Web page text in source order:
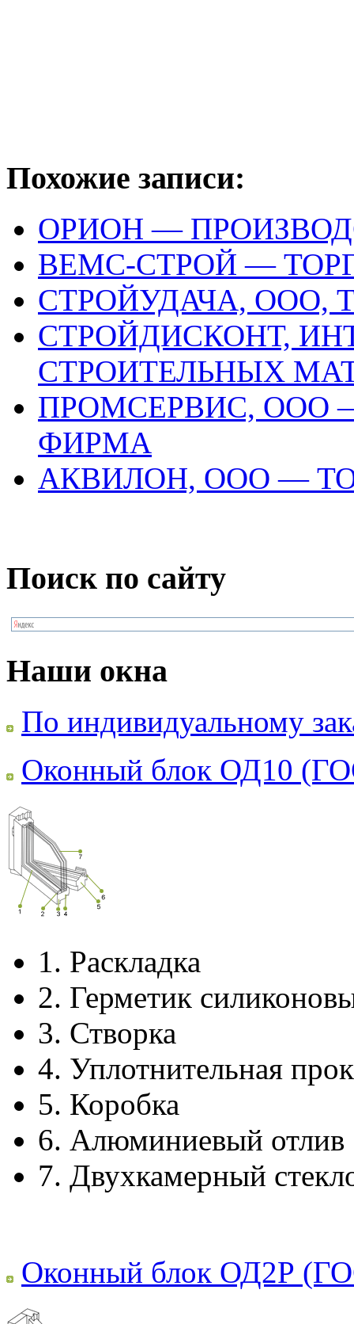
Похожие записи:
ОРИОН —
ВЕМС-СТРОЙ —
СТРОЙУДАЧА, ООО,
СТРОЙДИСКОНТ,
СТРОИТЕЛЬНЫХ
ПРОМСЕРВИС, ООО
ФИРМА
АКВИЛОН, ООО —
Поиск по сайту
Наши окна
По индивидуальному
Оконный блок ОД10
1. Раскладка
2. Герметик
3. Створка
4. Уплотнительная
5. Коробка
6. Алюминиевый отлив
7. Двухкамерный
Оконный блок ОД2Р